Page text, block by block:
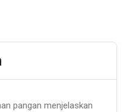
pangan menjelaskan